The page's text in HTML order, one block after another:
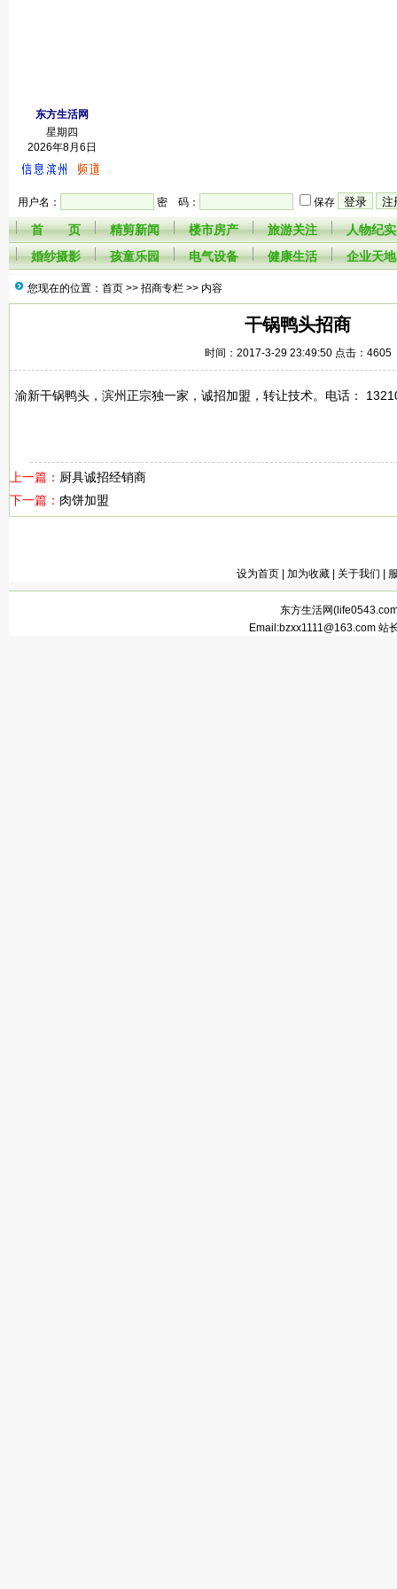
东方生活网
星期四
2026年8月6日
用户名： 密 码： 保存
首 页 精剪新闻 楼市房产 旅游关注
人物纪实
婚纱摄影
孩童乐园 电气设备 健康生活 企业天地
您现在的位置：首页 >> 招商专栏 >> 内容
干锅鸭头招商
时间：2017-3-29 23:49:50 点击：4605
渝新干锅鸭头，滨州正宗独一家，诚招加盟，转让技术。电话：
上一篇： 厨具诚招经销商
下一篇： 肉饼加盟
设为首页| 加为收藏| 关于我们
东方生活网(
Email:bzxx1111@163.com 站